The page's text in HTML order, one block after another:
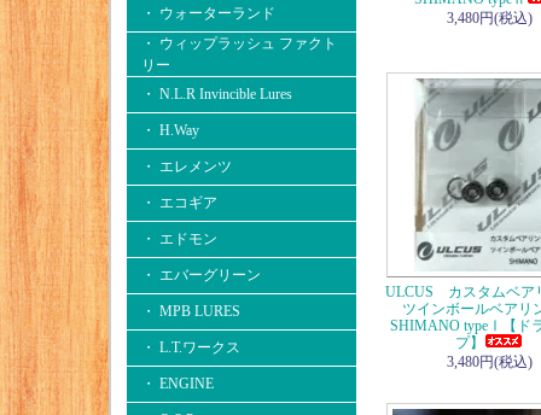
・ ウォーターランド
・ ウィップラッシュ ファクト
リー
・ N.L.R Invincible Lures
・ H.Way
・ エレメンツ
・ エコギア
・ エドモン
・ エバーグリーン
・ MPB LURES
・ L.T.ワークス
・ ENGINE
3,480円(税込)
ULCUS カスタムベ
ツインボールベア
SHIMANO typeⅠ【ド
プ】
3,480円(税込)